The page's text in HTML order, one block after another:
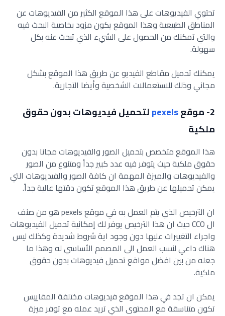
تحتوي الفيديوهات على هذا الموقع الكثير من الفيديوهات عن
المناطق الطبيعية وهذا الموقع يكون مزود بخاصية البحث فيه
والتي تمكنك من الحصول على الشيء الذي تبحث عنه بكل
سهولة.
يمكنك تحميل مقاطع الفيديو عن طريق هذا الموقع بشكل
مجاني وذلك للاستعمالات الشخصية وأيضا التجارية.
2- موقع pexelsلتحميل فيديوهات بدون حقوق
ملكية
هذا الموقع متخصص بتحميل الصور والفيديوهات مجانا بدون
حقوق ملكية حيث يتوفر فيه عدد كبير جداً ومتنوع من الصور
والفيديوهات والميزة المهمة ان كافة الصور والفيديوهات التي
يمكن تحميلها عن طريق هذا الموقع تكون دقتها عالية جداً.
ان الترخيص الذي يتم العمل به في موقع pexels هو من صنف
ال CCO حيث ان هذا الترخيص يوفر لك إمكانية تحميل الفيديوهات
واجراء التغييرات عليها دون وجود اية شروط شديدة وكذلك ليس
هناك داعي لنسب العمل الى المصمم الأساسي له وهذا ما
جعله من بين افضل مواقع تحميل فيديوهات بدون حقوق
ملكية.
يمكن ان تجد في هذا الموقع فيديوهات مختلفة المقاييس
تكون متناسقة مع المحتوى الذي تريد عمله مع توفر ميزة